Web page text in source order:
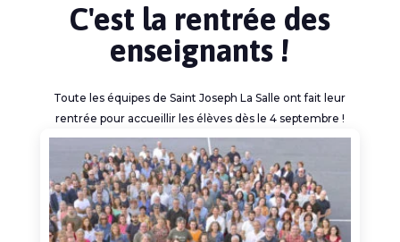
APEL
C'est la rentrée des
enseignants !
Toute les équipes de Saint Joseph La Salle ont fait leur
rentrée pour accueillir les élèves dès le 4 septembre !